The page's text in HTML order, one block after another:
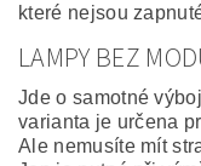
které nejsou
LAMPY BEZ
Jde o samotné
varianta je určena
Ale nemusíte mít